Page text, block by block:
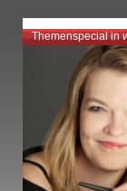
Themenspecial in